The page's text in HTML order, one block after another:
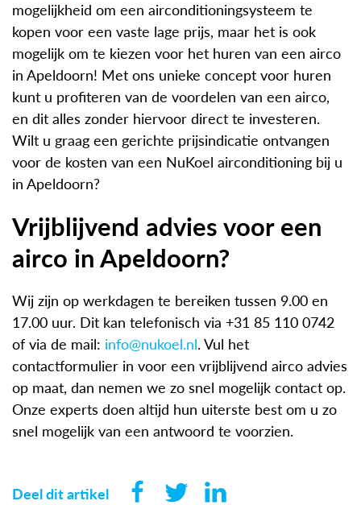
mogelijkheid om een airconditioningsysteem te
kopen voor een vaste lage prijs, maar het is ook
mogelijk om te kiezen voor het huren van een airco
in Apeldoorn! Met ons unieke concept voor huren
kunt u profiteren van de voordelen van een airco,
en dit alles zonder hiervoor direct te investeren.
Wilt u graag een gerichte prijsindicatie ontvangen
voor de kosten van een NuKoel airconditioning bij u
in Apeldoorn?
Vrijblijvend advies voor een
airco in Apeldoorn?
Wij zijn op werkdagen te bereiken tussen 9.00 en
17.00 uur. Dit kan telefonisch via +31 85 110 0742
of via de mail: info@nukoel.nl. Vul het
contactformulier in voor een vrijblijvend airco advies
op maat, dan nemen we zo snel mogelijk contact op.
Onze experts doen altijd hun uiterste best om u zo
snel mogelijk van een antwoord te voorzien.
Deel dit artikel